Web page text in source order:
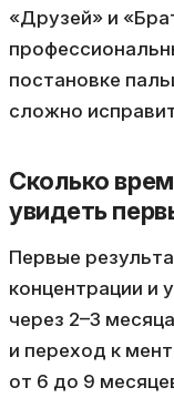
«Друзей» и
постановке
сложно
Сколько
увидеть
Первые
концентрации и
через 2–3
и переход к
от 6 до 9